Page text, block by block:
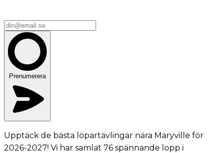
Prenumerera
Upptäck de bästa löpartävlingar nära Maryville för
2026-2027! Vi har samlat 76 spännande lopp i